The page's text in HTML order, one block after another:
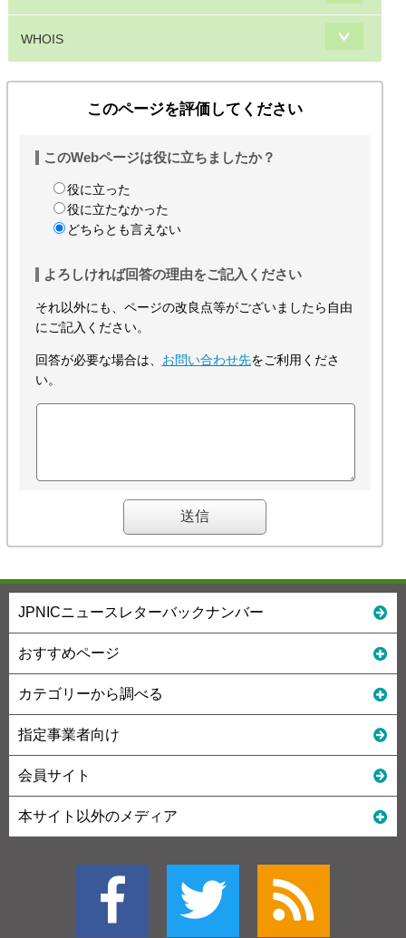
WHOIS
このページを評価してください
このWebページは役に立ちましたか？
役に立った
役に立たなかった
どちらとも言えない
よろしければ回答の理由をご記入ください
それ以外にも、ページの改良点等がございましたら自由
にご記入ください。
回答が必要な場合は、 お問い合わせ先をご利用くださ
い。
JPNICニュースレターバックナンバー
おすすめページ
カテゴリーから調べる
指定事業者向け
会員サイト
本サイト以外のメディア